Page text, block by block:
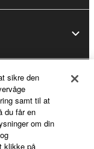
sikre den
samt til at
du får en
om din
klikke på